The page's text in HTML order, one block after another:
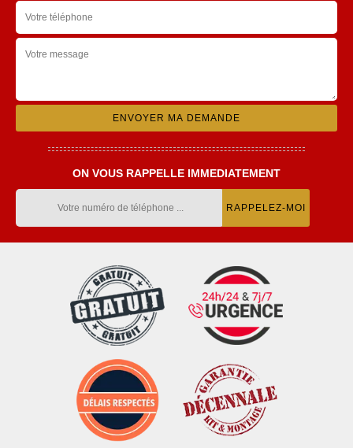
ON VOUS RAPPELLE IMMEDIATEMENT